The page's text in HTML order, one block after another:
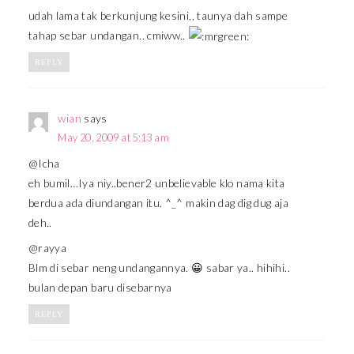
udah lama tak berkunjung kesini,, taunya dah sampe
tahap sebar undangan.. cmiww..
REPLY
wian says
May 20, 2009 at 5:13 am
@Icha
eh bumil…Iya niy..bener2 unbelievable klo nama kita
berdua ada diundangan itu. ^_^ makin dag dig dug aja
deh..
@rayya
Blm di sebar neng undangannya. 😀 sabar ya.. hihihi..
bulan depan baru disebarnya
REPLY